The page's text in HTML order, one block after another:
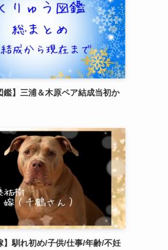
鑑】三浦＆木原ペア結成当初か
】馴れ初め/子供/仕事/年齢/不妊